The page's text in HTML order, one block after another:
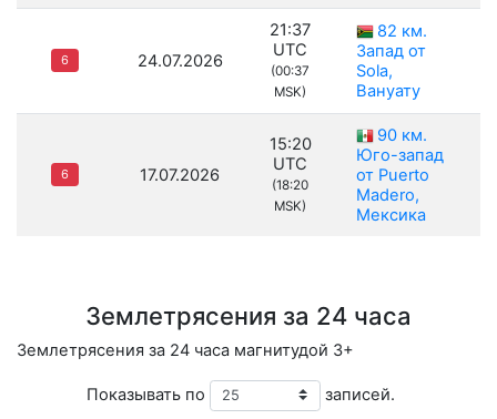
6 24.07.2026
21:37
UTC
(00:37
MSK)
82 км.
Запад от
Sola,
Вануату
6 17.07.2026
15:20
UTC
(18:20
MSK)
90 км.
Юго-запад
от Puerto
Madero,
Мексика
Землетрясения за 24 часа
Землетрясения за 24 часа магнитудой 3+
Показывать по записей.